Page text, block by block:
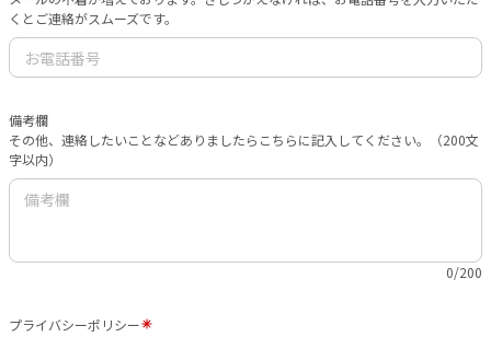
くとご連絡がスムーズです。
備考欄
その他、連絡したいことなどありましたらこちらに記入してください。（200文
字以内）
0/200
プライバシーポリシー